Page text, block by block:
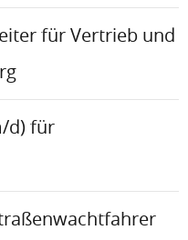
für Vertrieb und
d) für